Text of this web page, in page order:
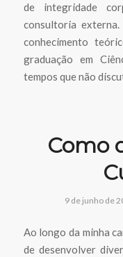
de integridade
consultoria
conhecimento
graduação em
tempos que não
Como
9 de junho de
Ao longo da minha
de desenvolver